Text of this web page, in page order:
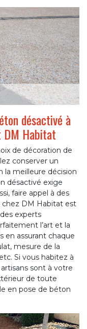
désactivé à
DM Habitat
de décoration de
conserver un
la meilleure décision
désactivé exige
faire appel à des
chez DM Habitat est
experts
l’art et la
en assurant chaque
mesure de la
Si vous habitez à
sont à votre
de toute
en pose de béton